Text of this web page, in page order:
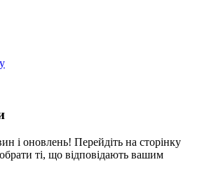
і оновлень! Перейдіть на сторінку
ті, що відповідають вашим